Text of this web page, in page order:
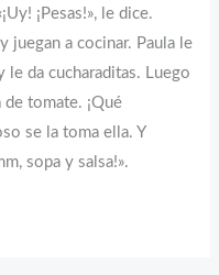
¡Pesas!», le dice.
juegan a cocinar. Paula le
le da cucharaditas. Luego
de tomate. ¡Qué
se la toma ella. Y
sopa y salsa!».